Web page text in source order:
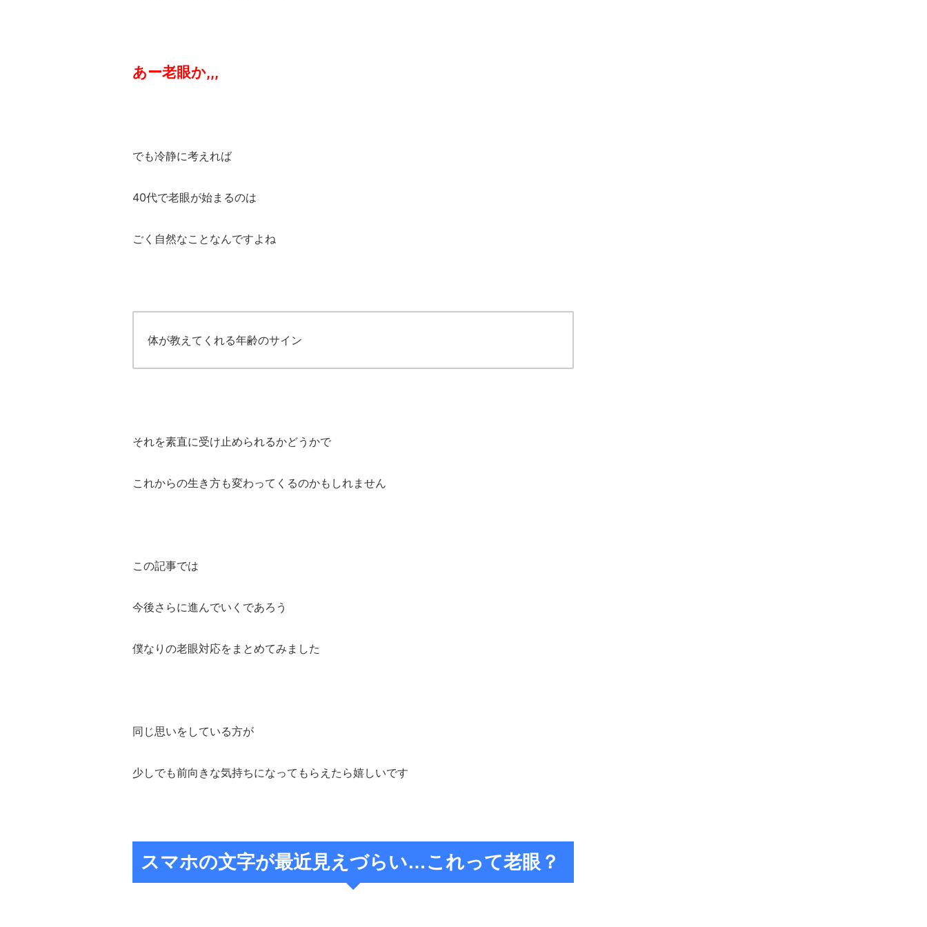
あー老眼か,,,
でも冷静に考えれば
40代で老眼が始まるのは
ごく自然なことなんですよね
体が教えてくれる年齢のサイン
それを素直に受け止められるかどうかで
これからの生き方も変わってくるのかもしれません
この記事では
今後さらに進んでいくであろう
僕なりの老眼対応をまとめてみました
同じ思いをしている方が
少しでも前向きな気持ちになってもらえたら嬉しいです
スマホの文字が最近見えづらい…これって老眼？